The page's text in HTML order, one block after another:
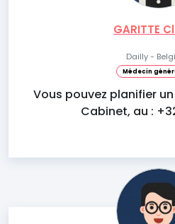
GARITTE
Dailly -
Médecin
Vous pouvez planifier
Cabinet, au :